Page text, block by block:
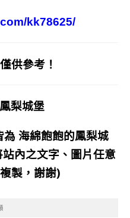
kk78625/
供參考！
梨城堡
為海綿飽飽的鳳梨城
內之文字、圖片任意
製，謝謝)